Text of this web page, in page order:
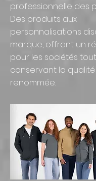
professionnelle des
Des produits aux
personnalisations
marque, offrant un
pour les sociétés
conservant la
renommée.